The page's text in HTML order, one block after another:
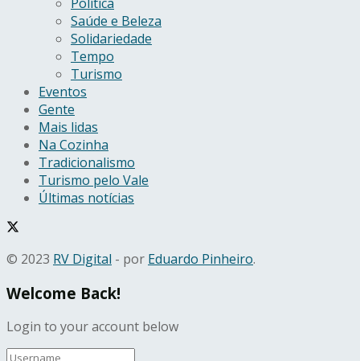
Saúde e Beleza
Solidariedade
Tempo
Turismo
Eventos
Gente
Mais lidas
Na Cozinha
Tradicionalismo
Turismo pelo Vale
Últimas notícias
© 2023 RV Digital - por Eduardo Pinheiro.
Welcome Back!
Login to your account below